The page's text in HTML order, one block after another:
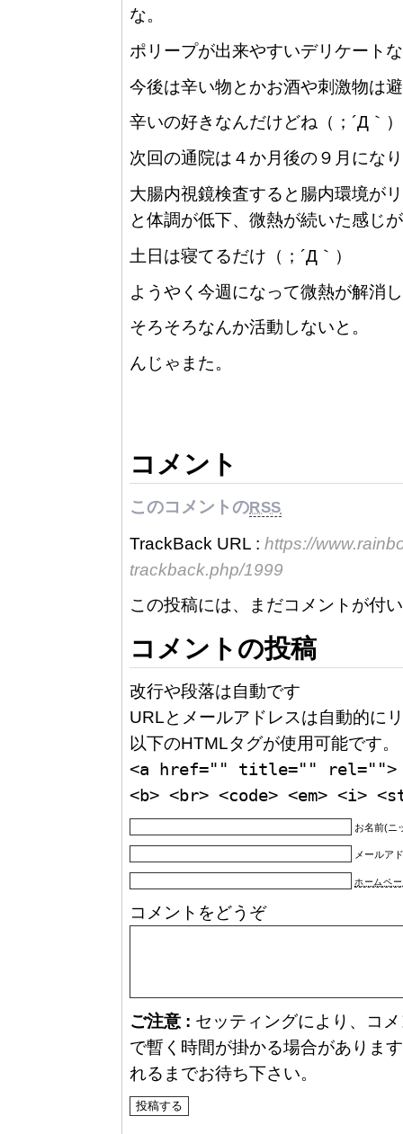
な。
ポリープが出来やすいデリケート
今後は辛い物とかお酒や刺激物は
辛いの好きなんだけどね（；´Д｀）
次回の通院は４か月後の９月にな
大腸内視鏡検査すると腸内環境が
と体調が低下、微熱が続いた感じ
土日は寝てるだけ（；´Д｀）
ようやく今週になって微熱が解消
そろそろなんか活動しないと。
んじゃまた。
コメント
このコメントのRSS
TrackBack URL : https://
trackback.php/1999
この投稿には、まだコメントが付
コメントの投稿
改行や段落は自動です
URLとメールアドレスは自動的に
以下のHTMLタグが使用可能です。
<a href="" title="" rel="">
<b> <br> <code> <em> <i>
お名前(ニ
メールア
ホームペ
コメントをどうぞ
ご注意 : セッティングにより、コ
で暫く時間が掛かる場合がありま
れるまでお待ち下さい。